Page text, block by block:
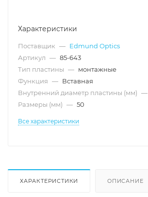
Характеристики
Поставщик — Edmund Optics
Артикул — 85-643
Тип пластины — монтажные
Функция — Вставная
Внутренний диаметр пластины (мм) —
Размеры (мм) — 50
Все характеристики
ХАРАКТЕРИСТИКИ ОПИСАНИЕ